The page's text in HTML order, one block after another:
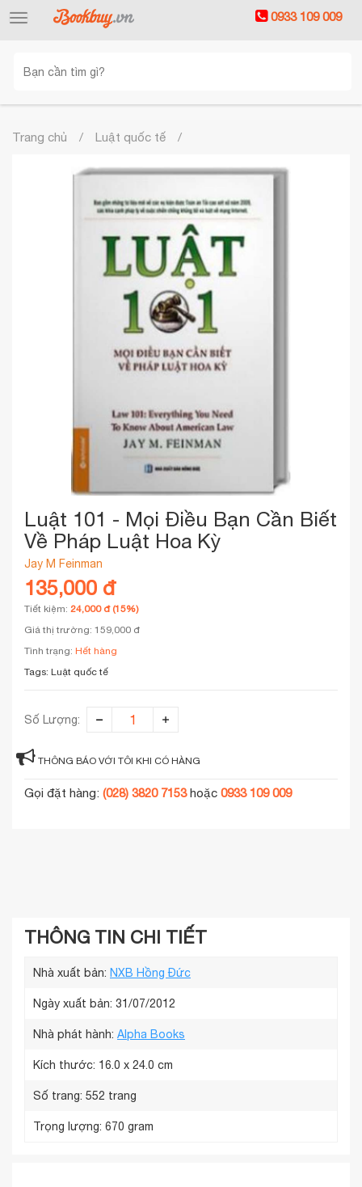
Toggle
0933 109 009
Trang chủ Luật quốc tế
Luật 101 - Mọi Điều Bạn Cần Biết
Về Pháp Luật Hoa Kỳ
Jay M Feinman
135,000 đ
Tiết kiệm: 24,000 đ (15%)
Giá thị trường: 159,000 đ
Tình trạng: Hết hàng
Tags: Luật quốc tế
Số Lượng:
THÔNG BÁO VỚI TÔI KHI CÓ HÀNG
Gọi đặt hàng: (028) 3820 7153hoặc 0933 109 009
THÔNG TIN CHI TIẾT
Nhà xuất bản: NXB Hồng Đức
Ngày xuất bản: 31/07/2012
Nhà phát hành: Alpha Books
Kích thước: 16.0 x 24.0 cm
Số trang: 552 trang
Trọng lượng: 670 gram